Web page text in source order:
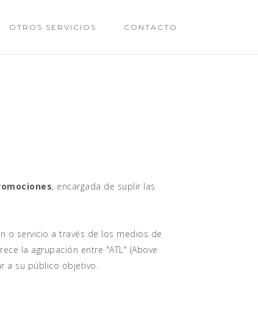
OTROS SERVICIOS CONTACTO
, encargada de suplir las
o servicio a través de los medios de
la agrupación entre "ATL" (Above
a su público objetivo.